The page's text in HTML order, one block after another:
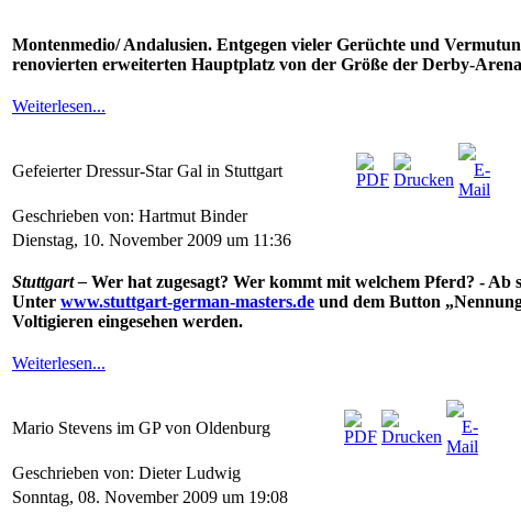
Montenmedio/ Andalusien. Entgegen vieler Gerüchte und
renovierten erweiterten Hauptplatz von der Größe der Derby-
Weiterlesen...
Gefeierter Dressur-Star Gal in Stuttgart
Geschrieben von: Hartmut Binder
Dienstag, 10. November 2009 um 11:36
Stuttgart – Wer hat zugesagt? Wer kommt mit welchem Pferd? -
Unter www.stuttgart-german-masters.de und dem Button
Voltigieren eingesehen werden.
Weiterlesen...
Mario Stevens im GP von Oldenburg
Geschrieben von: Dieter Ludwig
Sonntag, 08. November 2009 um 19:08